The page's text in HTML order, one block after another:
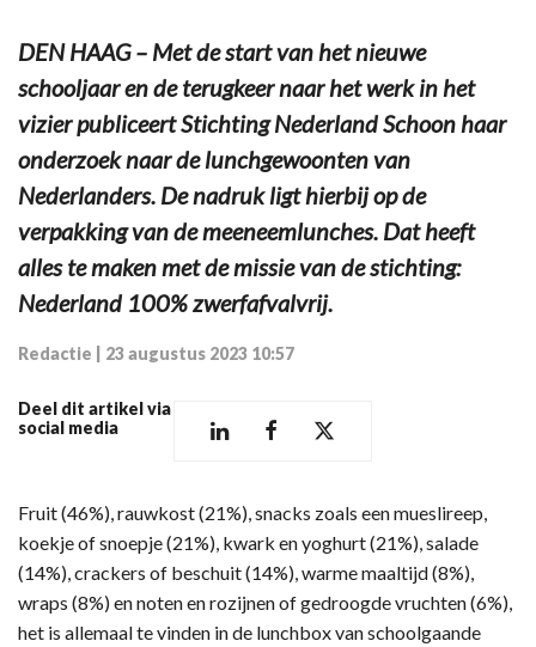
DEN HAAG – Met de start van het nieuwe
schooljaar en de terugkeer naar het werk in het
vizier publiceert Stichting Nederland Schoon haar
onderzoek naar de lunchgewoonten van
Nederlanders. De nadruk ligt hierbij op de
verpakking van de meeneemlunches. Dat heeft
alles te maken met de missie van de stichting:
Nederland 100% zwerfafvalvrij.
Redactie 23 augustus 2023 10:57
Deel dit artikel via
social media
Fruit (46%), rauwkost (21%), snacks zoals een mueslireep,
koekje of snoepje (21%), kwark en yoghurt (21%), salade
(14%), crackers of beschuit (14%), warme maaltijd (8%),
wraps (8%) en noten en rozijnen of gedroogde vruchten (6%),
het is allemaal te vinden in de lunchbox van schoolgaande